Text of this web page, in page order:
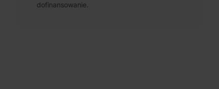
dofinansowanie.